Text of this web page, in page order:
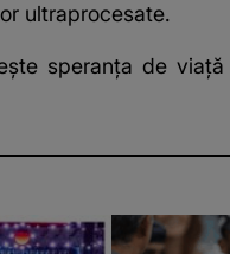
ultraprocesate.
speranța de